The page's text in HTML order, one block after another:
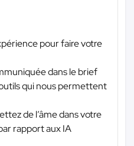
pour faire votre
dans le brief
qui nous permettent
de l’âme dans votre
rapport aux IA